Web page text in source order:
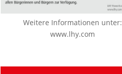
Weitere Informationen unter:
www.lhy.com